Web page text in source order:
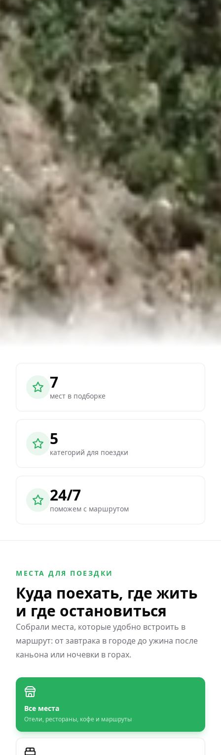
7
мест в подборке
5
категорий для поездки
24/7
поможем с маршрутом
МЕСТА ДЛЯ ПОЕЗДКИ
Куда поехать, где жить
и где остановиться
Собрали места, которые удобно встроить в
маршрут: от завтрака в городе до ужина после
каньона или ночевки в горах.
Все места
Отели, рестораны, кофе и маршруты